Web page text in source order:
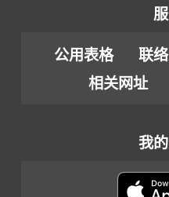
公用表格 联
相关网址
我